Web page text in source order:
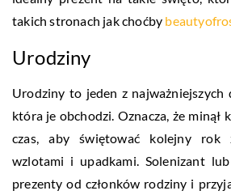
takich stronach jak choćby
Urodziny
Urodziny to jeden z najważniejszych
która je obchodzi. Oznacza, że minął
czas, aby świętować kolejny rok
wzlotami i upadkami. Solenizant
prezenty od członków rodziny i